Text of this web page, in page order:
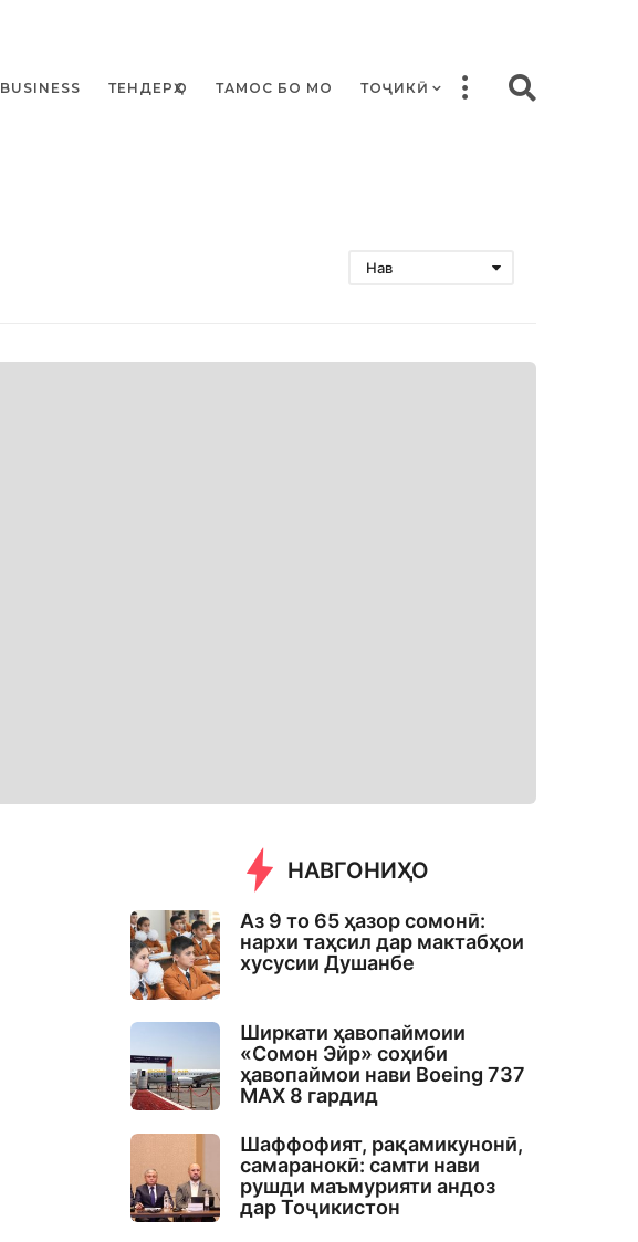
BUSINESS ТЕНДЕРҲО ТАМОС БО МО ТОҶИКӢ
Нав
НАВГОНИҲО
Аз 9 то 65 ҳазор сомонӣ:
нархи таҳсил дар мактабҳои
хусусии Душанбе
Ширкати ҳавопаймоии
«Сомон Эйр» соҳиби
ҳавопаймои нави Boeing 737
MAX 8 гардид
Шаффофият, рақамикунонӣ,
самаранокӣ: самти нави
рушди маъмурияти андоз
дар Тоҷикистон